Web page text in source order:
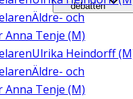
Äldre- och
Tenje (M)
Ulrika Heindorff
Äldre- och
Tenje (M)
debatten